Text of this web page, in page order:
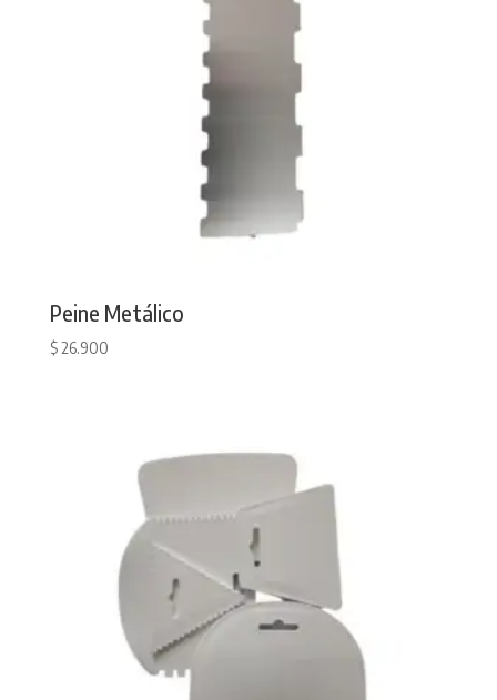
Peine Metálico
$26.900